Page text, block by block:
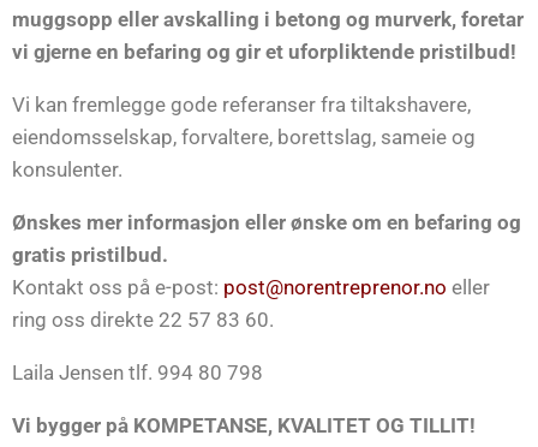
muggsopp eller avskalling i betong og murverk, foretar
vi gjerne en befaring og gir et uforpliktende pristilbud!
Vi kan fremlegge gode referanser fra tiltakshavere,
eiendomsselskap, forvaltere, borettslag, sameie og
konsulenter.
Ønskes mer informasjon eller ønske om en befaring og
gratis pristilbud.
Kontakt oss på e-post: post@norentreprenor.no eller
ring oss direkte 22 57 83 60.
Laila Jensen tlf. 994 80 798
Vi bygger på KOMPETANSE, KVALITET OG TILLIT!